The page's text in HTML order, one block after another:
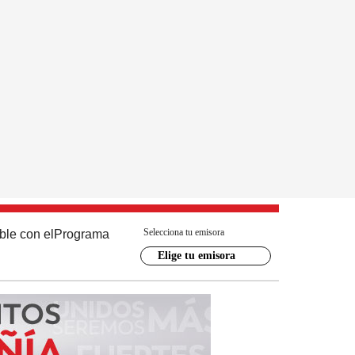
con el Programa Selecciona tu emisora
Elige tu emisora